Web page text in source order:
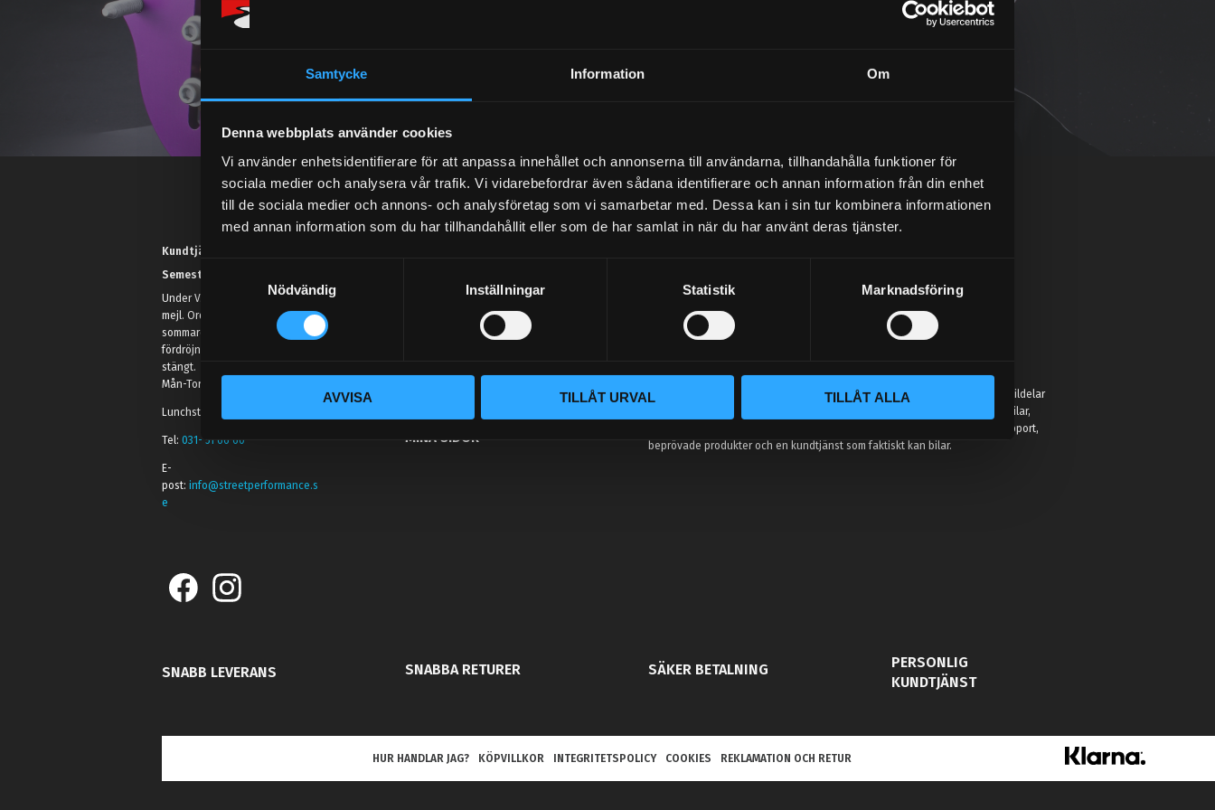
Samtycke Information Om
Denna webbplats använder cookies
Vi använder enhetsidentifierare för att anpassa innehållet och annonserna till användarna, tillhandahålla funktioner för
sociala medier och analysera vår trafik. Vi vidarebefordrar även sådana identifierare och annan information från din enhet
till de sociala medier och annons- och analysföretag som vi samarbetar med. Dessa kan i sin tur kombinera informationen
med annan information som du har tillhandahållit eller som de har samlat in när du har använt deras tjänster.
S
m
t
e
s
a
Nödvändig Inställningar Statistik Marknadsföring
AVVISA TILLÅT URVAL TILLÅT ALLA
Kundtjänst telefon:
Semestertider.
Under V.27 - V.33 nås vi enbart på
mejl. Ordrar skickas under
sommaren men med viss
fördröjning. 2/7 -9/7 är det helt
stängt.
Mån-Tors: 10:30-15:00
Lunchstängt 12:00-13:00
Tel:031- 51 66 60
E-
post:info@streetperformance.s
e
KONTAKTA OSS
MINA SIDOR
Vi lever och andas prestanda. Hos Street Performance hittar du inte bara bildelar
– du hittar rätt bildelar. Vi brinner för att hjälpa entusiaster förbättra sina bilar,
oavsett om det gäller bana, gata eller hobbyprojekt. Vi erbjuder kunnig support,
beprövade produkter och en kundtjänst som faktiskt kan bilar.
SNABB LEVERANS SNABBA RETURER SÄKER BETALNING
PERSONLIG
KUNDTJÄNST
HUR HANDLAR JAG? KÖPVILLKOR INTEGRITETSPOLICY COOKIES REKLAMATION OCH RETUR